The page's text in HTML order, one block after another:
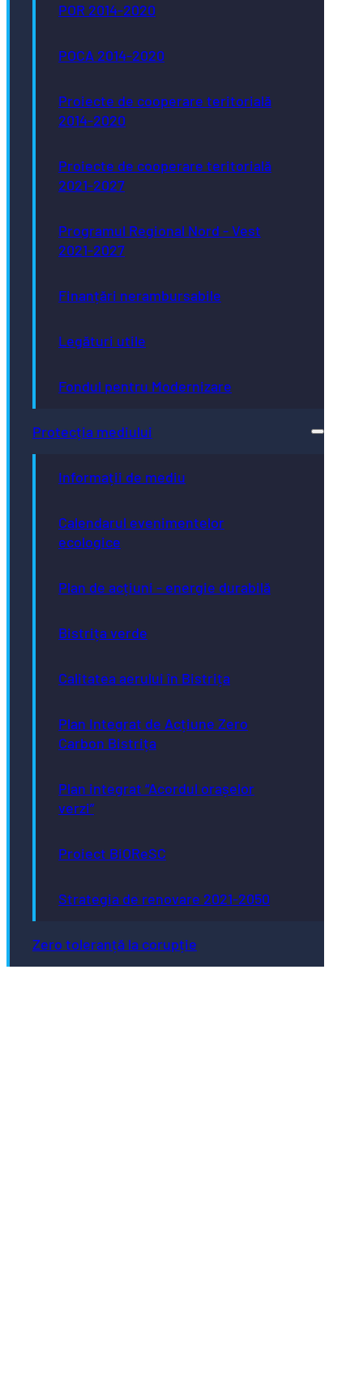
POR 2014-2020
POCA 2014-2020
Proiecte de cooperare teritorială
2014-2020
Proiecte de cooperare teritorială
2021-2027
Programul Regional Nord - Vest
2021-2027
Finanțări nerambursabile
Legături utile
Fondul pentru Modernizare
Protecția mediului
Informații de mediu
Calendarul evenimentelor
ecologice
Plan de acțiuni - energie durabilă
Bistrița verde
Calitatea aerului în Bistrița
Plan Integrat de Acțiune Zero
Carbon Bistrița
Plan integrat “Acordul orașelor
verzi”
Proiect BiOReSC
Strategia de renovare 2021-2050
Zero toleranță la corupție